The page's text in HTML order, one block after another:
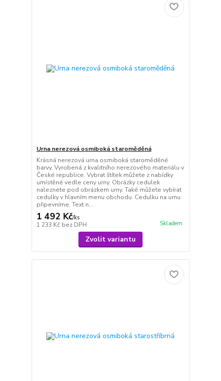
Urna nerezová osmiboká staroměděná
Krásná nerezová urna osmiboká staroměděné
barvy. Vyrobená z kvalitního nerezového materiálu v
České republice. Vybrat štítek můžete z nabídky
umístěné vedle ceny urny. Obrázky cedulek
naleznete pod obrázkem urny. Také můžete vybírat
cedulky v hlavním menu obchodu. Cedulku na urnu
připevníme. Text n...
1 492 Kč/ks
1 233 Kč bez DPH Skladem
Zvolit variantu